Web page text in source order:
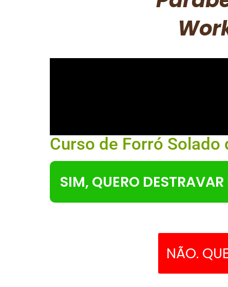
Curso de Forró Solado
SIM, QUERO
NÃO.